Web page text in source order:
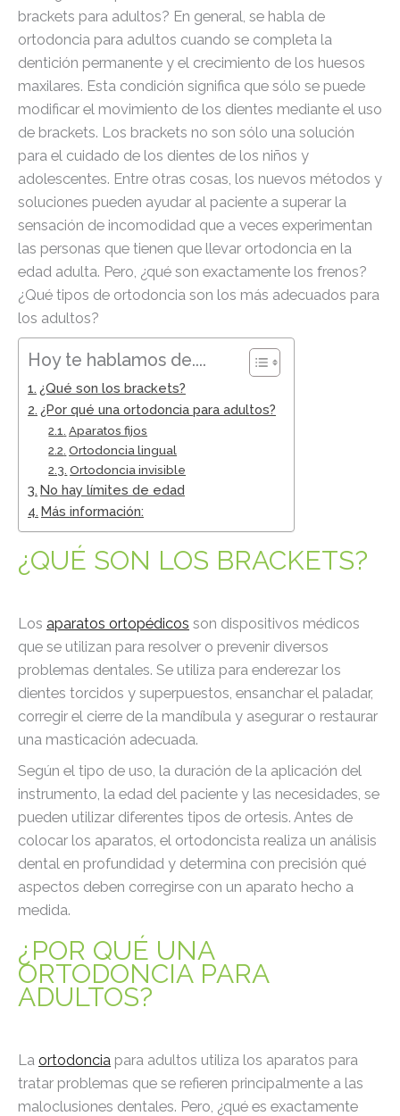
brackets para adultos? En general, se habla de
ortodoncia para adultos cuando se completa la
dentición permanente y el crecimiento de los huesos
maxilares. Esta condición significa que sólo se puede
modificar el movimiento de los dientes mediante el uso
de brackets. Los brackets no son sólo una solución
para el cuidado de los dientes de los niños y
adolescentes. Entre otras cosas, los nuevos métodos y
soluciones pueden ayudar al paciente a superar la
sensación de incomodidad que a veces experimentan
las personas que tienen que llevar ortodoncia en la
edad adulta. Pero, ¿qué son exactamente los frenos?
¿Qué tipos de ortodoncia son los más adecuados para
los adultos?
Hoy te hablamos de....
¿Qué son los brackets?
¿Por qué una ortodoncia para adultos?
Aparatos fijos
Ortodoncia lingual
Ortodoncia invisible
No hay límites de edad
Más información:
¿QUÉ SON LOS BRACKETS?
Los aparatos ortopédicos son dispositivos médicos
que se utilizan para resolver o prevenir diversos
problemas dentales. Se utiliza para enderezar los
dientes torcidos y superpuestos, ensanchar el paladar,
corregir el cierre de la mandíbula y asegurar o restaurar
una masticación adecuada.
Según el tipo de uso, la duración de la aplicación del
instrumento, la edad del paciente y las necesidades, se
pueden utilizar diferentes tipos de ortesis. Antes de
colocar los aparatos, el ortodoncista realiza un análisis
dental en profundidad y determina con precisión qué
aspectos deben corregirse con un aparato hecho a
medida.
¿POR QUÉ UNA
ORTODONCIA PARA
ADULTOS?
La ortodoncia para adultos utiliza los aparatos para
tratar problemas que se refieren principalmente a las
maloclusiones dentales. Pero, ¿qué es exactamente